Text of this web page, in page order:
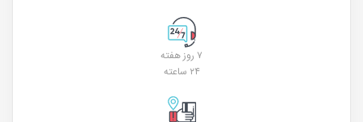
۷ روز هفته
۲۴ ساعته